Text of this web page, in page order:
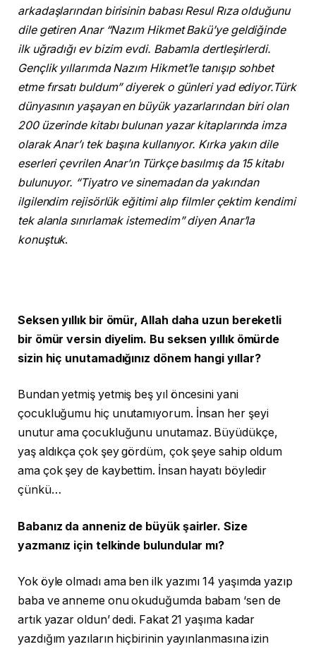
arkadaşlarından birisinin babası Resul Rıza olduğunu
dile getiren Anar “Nazım Hikmet Bakü’ye geldiğinde
ilk uğradığı ev bizim evdi. Babamla dertleşirlerdi.
Gençlik yıllarımda Nazım Hikmet’le tanışıp sohbet
etme fırsatı buldum” diyerek o günleri yad ediyor.Türk
dünyasının yaşayan en büyük yazarlarından biri olan
200 üzerinde kitabı bulunan yazar kitaplarında imza
olarak Anar’ı tek başına kullanıyor. Kırka yakın dile
eserleri çevrilen Anar’ın Türkçe basılmış da 15 kitabı
bulunuyor. “Tiyatro ve sinemadan da yakından
ilgilendim rejisörlük eğitimi alıp filmler çektim kendimi
tek alanla sınırlamak istemedim” diyen Anar’la
konuştuk.
Seksen yıllık bir ömür, Allah daha uzun bereketli
bir ömür versin diyelim. Bu seksen yıllık ömürde
sizin hiç unutamadığınız dönem hangi yıllar?
Bundan yetmiş yetmiş beş yıl öncesini yani
çocukluğumu hiç unutamıyorum. İnsan her şeyi
unutur ama çocukluğunu unutamaz. Büyüdükçe,
yaş aldıkça çok şey gördüm, çok şeye sahip oldum
ama çok şey de kaybettim. İnsan hayatı böyledir
çünkü…
Babanız da anneniz de büyük şairler. Size
yazmanız için telkinde bulundular mı?
Yok öyle olmadı ama ben ilk yazımı 14 yaşımda yazıp
baba ve anneme onu okuduğumda babam ‘sen de
artık yazar oldun’ dedi. Fakat 21 yaşıma kadar
yazdığım yazıların hiçbirinin yayınlanmasına izin